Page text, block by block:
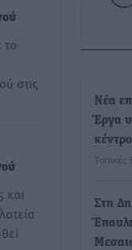
στις
και
Νέα
Έργα
Τοπικές
Στη